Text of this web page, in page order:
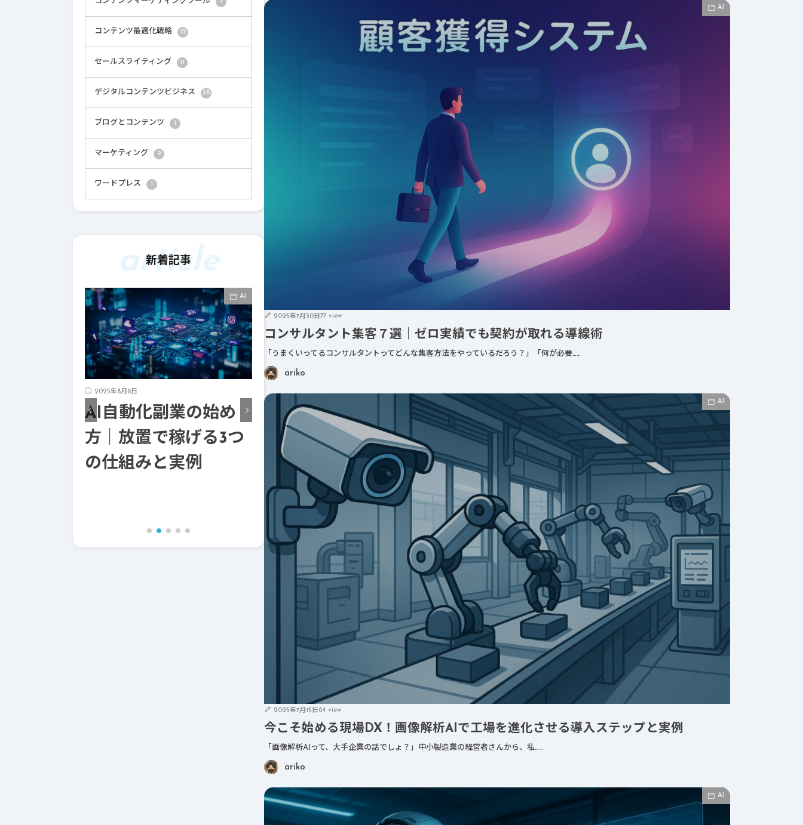
1
コンテンツ最適化戦略 12
セールスライティング 11
デジタルコンテンツビジネス 38
ブログとコンテンツ 1
マーケティング 9
ワードプレス 1
新着記事
article
AI
副業の始め
で稼げる3つ
2025年8月5日
AI業務改善ツールの
選び方完全ガイド｜失
敗しない5つの視点と
2025年8月3日
コンサルタント集客７
選｜ゼロ実績でも契約
が取れる導線術
2025年8月1日
今こそ始める現場
DX！画像解析AIで工
場を進化させる導入ス
テップと実例
AIエージェントで業
が変わる！中小企業
成功した導入ステッ
とは？
AI
2025年7月30日 77 view
コンサルタント集客７選｜ゼロ実績でも契約が取れる導線術
「うまくいってるコンサルタントってどんな集客方法をやっているだろう？」「何が必要……
ariko
AI
2025年7月15日 84 view
今こそ始める現場DX！画像解析AIで工場を進化させる導入ステップと実例
「画像解析AIって、大手企業の話でしょ？」中小製造業の経営者さんから、私……
ariko
AI